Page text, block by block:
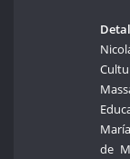
de